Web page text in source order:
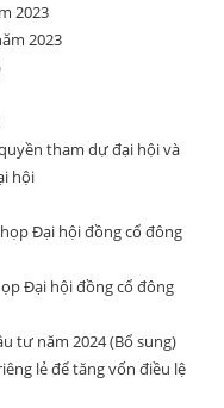
2023
2023
tham dự đại hội và
hội
Đại hội đồng cổ đông
Đại hội đồng cổ đông
tư năm 2024 (Bổ sung)
lẻ để tăng vốn điều lệ